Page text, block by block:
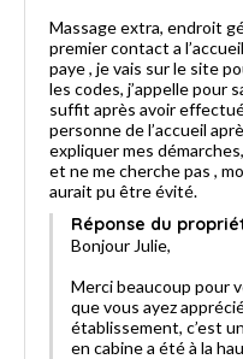
Massage extra, endroit
premier contact a
paye , je vais sur le site
les codes, j’appelle pour
suffit après avoir
personne de l’accueil
expliquer mes
et ne me cherche pas , moment de stress et de doute qui
aurait pu être évité.
Réponse du
Bonjour Julie,
Merci beaucoup pour
que vous ayez
établissement, c’est
en cabine a été à la